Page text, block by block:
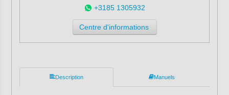
+3185 1305932
Centre d'informations
Description Manuels